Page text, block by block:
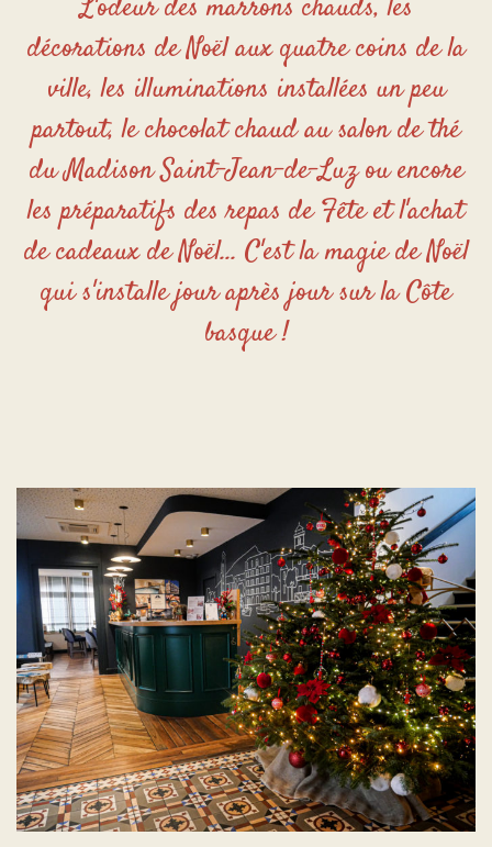
L'odeur des marrons chauds, les
décorations de Noël aux quatre coins de la
ville, les illuminations installées un peu
partout, le chocolat chaud au salon de thé
du Madison Saint-Jean-de-Luz ou encore
les préparatifs des repas de Fête et l'achat
de cadeaux de Noël... C'est la magie de Noël
qui s'installe jour après jour sur la Côte
basque !